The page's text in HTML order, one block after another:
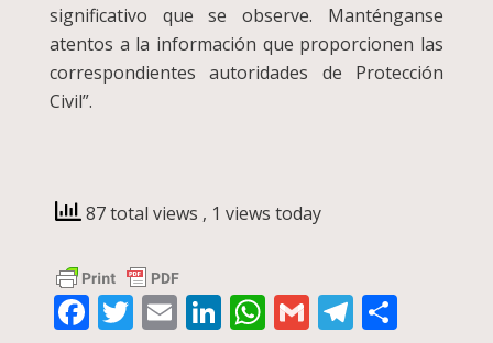
significativo que se observe. Manténganse
atentos a la información que proporcionen las
correspondientes autoridades de Protección
Civil”.
87 total views , 1 views today
Facebook
Twitter
EmailLinkedIn
WhatsApp
Gmail